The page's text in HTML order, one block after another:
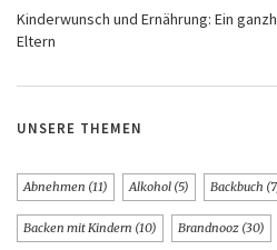
Kinderwunsch und Ernährung: Ein
Eltern
UNSERE THEMEN
Abnehmen (11) Alkohol (5) Backbuch
Backen mit Kindern (10) Brandnooz (30)